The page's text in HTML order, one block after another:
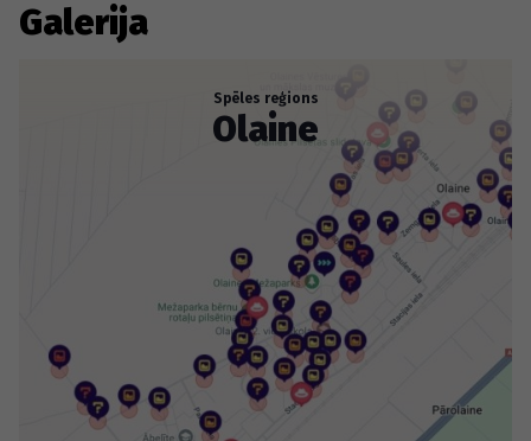
Galerija
Spēles reģions
Olaine